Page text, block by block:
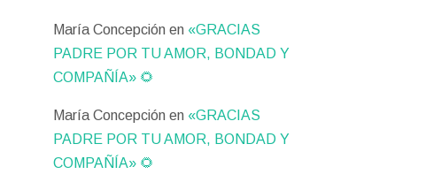
María Concepción en «GRACIAS
PADRE POR TU AMOR, BONDAD Y
COMPAÑÍA» 🌻
María Concepción en «GRACIAS
PADRE POR TU AMOR, BONDAD Y
COMPAÑÍA» 🌻